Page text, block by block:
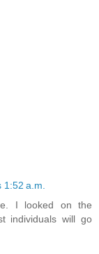
a.m.
I looked on the
individuals will go